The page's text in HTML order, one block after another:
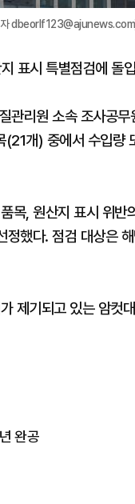
자
표시 특별점검에 돌
관리원 소속 조사공
개) 중에서 수입량
목, 원산지 표시 위반
했다. 점검 대상은
제기되고 있는 암컷
완공